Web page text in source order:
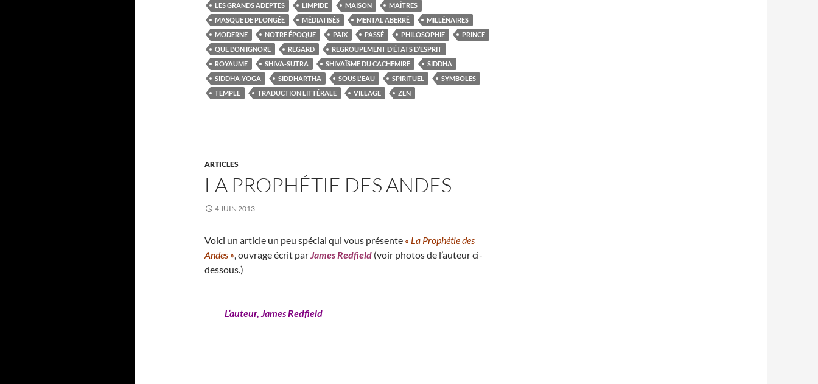
LES GRANDS ADEPTES
LIMPIDE MAISON
MAÎTRES
MASQUE DE PLONGÉE
MÉDIATISÉS MENTAL ABERRÉ
MILLÉNAIRES
MODERNE
NOTRE ÉPOQUE PAIX PASSÉ PHILOSOPHIE
PRINCE
QUE L'ON IGNORE
REGARD
REGROUPEMENT D’ÉTATS D’ESPRIT
ROYAUME
SHIVA-SUTRA SHIVAÏSME DU CACHEMIRE
SIDDHA
SIDDHA-YOGA
SIDDHARTHA SOUS L'EAU SPIRITUEL
SYMBOLES
TEMPLE
TRADUCTION LITTÉRALE VILLAGE ZEN
ARTICLES
LA PROPHÉTIE DES ANDES
4 JUIN 2013
Voici un article un peu spécial qui vous présente « La Prophétie des
Andes », ouvrage écrit parJames Redfield (voir photos de l’auteur ci-
dessous.)
L’auteur, James Redfield